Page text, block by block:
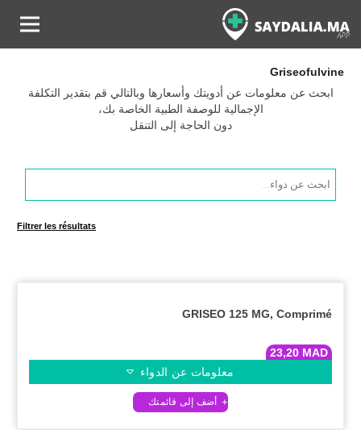
Griseofulvine
ابحث عن معلومات عن أدويتك وأسعارها وبالتالي قم بتقدير التكلفة
الإجمالية للوصفة الطبية الخاصة بك،
دون الحاجة إلى التنقل
Products
search
Filtrer les résultats
GRISEO 125 MG, Comprimé
23,20 MAD
معلومات عن الدواء